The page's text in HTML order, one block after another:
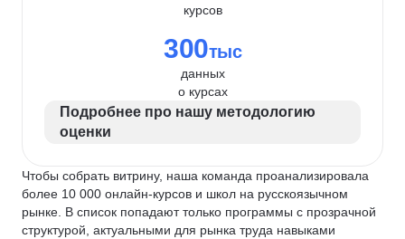
курсов
300тыс
данных
о курсах
Подробнее про нашу методологию
оценки
Чтобы собрать витрину, наша команда проанализировала
более 10 000 онлайн-курсов и школ на русскоязычном
рынке. В список попадают только программы с прозрачной
структурой, актуальными для рынка труда навыками